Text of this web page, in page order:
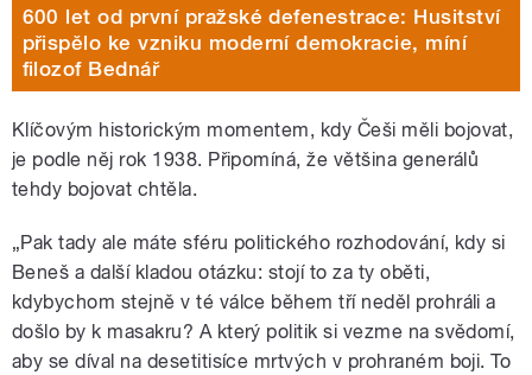
600 let od první pražské defenestrace: Husitství
přispělo ke vzniku moderní demokracie, míní
filozof Bednář
Klíčovým historickým momentem, kdy Češi měli bojovat,
je podle něj rok 1938. Připomíná, že většina generálů
tehdy bojovat chtěla.
„Pak tady ale máte sféru politického rozhodování, kdy si
Beneš a další kladou otázku: stojí to za ty oběti,
kdybychom stejně v té válce během tří neděl prohráli a
došlo by k masakru? A který politik si vezme na svědomí,
aby se díval na desetitisíce mrtvých v prohraném boji. To